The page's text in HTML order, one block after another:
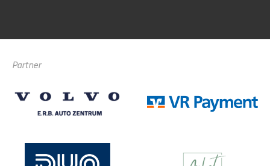
Partner